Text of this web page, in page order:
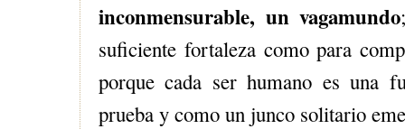
inconmensurable, un vagamundo
suficiente fortaleza como para
porque cada ser humano es una
prueba y como un junco solitario